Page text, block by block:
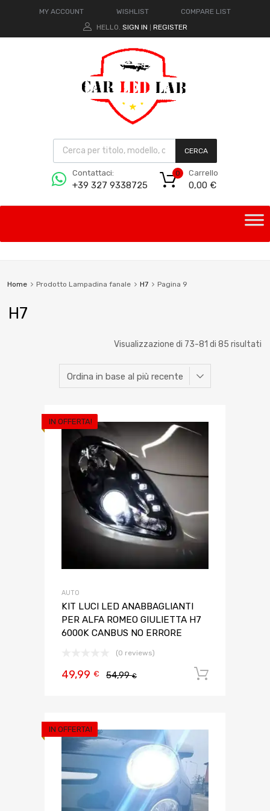
MY ACCOUNT WISHLIST
COMPARE LIST
HELLO. SIGN IN REGISTER
CERCA
Contattaci:
+39 327 9338725
Carrello
0,00 €
0
Home Prodotto Lampadina fanale H7 Pagina 9
H7
Visualizzazione di 73-81 di 85 risultati
IN OFFERTA!
AUTO
KIT LUCI LED ANABBAGLIANTI
PER ALFA ROMEO GIULIETTA H7
6000K CANBUS NO ERRORE
(0 reviews)
54,99€
49,99 €
IN OFFERTA!